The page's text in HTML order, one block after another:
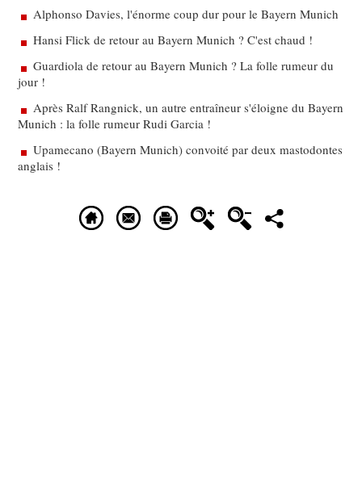
Alphonso Davies, l'énorme coup dur pour le Bayern Munich
Hansi Flick de retour au Bayern Munich ? C'est chaud !
Guardiola de retour au Bayern Munich ? La folle rumeur du
jour !
Après Ralf Rangnick, un autre entraîneur s'éloigne du Bayern
Munich : la folle rumeur Rudi Garcia !
Upamecano (Bayern Munich) convoité par deux mastodontes
anglais !